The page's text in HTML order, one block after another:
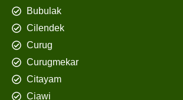
Bubulak
Cilendek
Curug
Curugmekar
Citayam
Ciawi